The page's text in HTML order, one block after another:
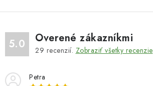
5.0 Overené zákazníkmi
29 recenzií. Zobraziť všetky recenzie
Petra